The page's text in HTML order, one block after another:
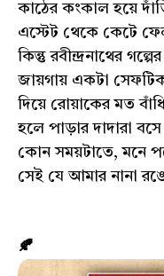
কাঠের কংকাল হয়ে
এস্টেট থেকে কেটে
কিন্তু রবীন্দ্রনাথের
জায়গায় একটা সেফটিক
দিয়ে রোয়াকের মত
হলে পাড়ার দাদারা
কোন সময়টাতে, মনে
সেই যে আমার নানা
🍂